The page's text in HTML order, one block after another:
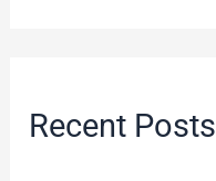
Recent Posts